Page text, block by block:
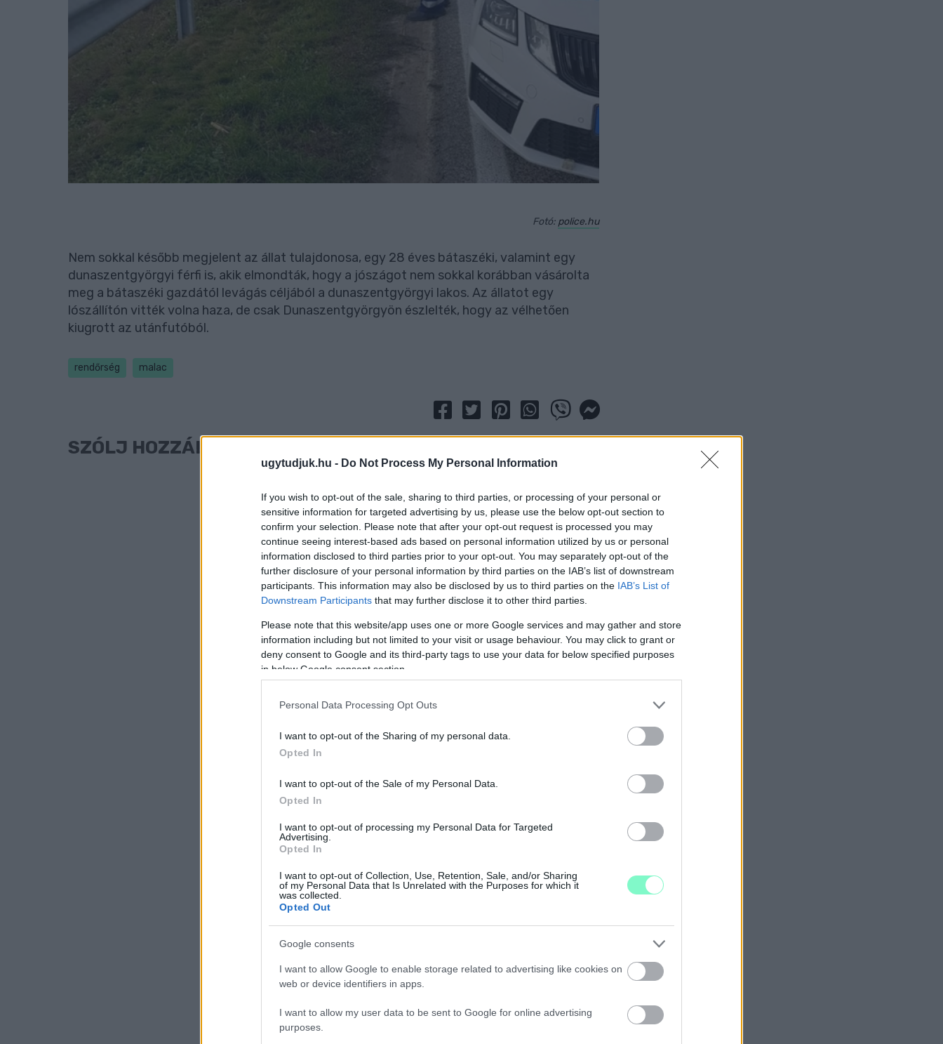
ugytudjuk.hu - Do Not Process My Personal Information
If you wish to opt-out of the sale, sharing to third parties, or processing of your personal or
sensitive information for targeted advertising by us, please use the below opt-out section to
confirm your selection. Please note that after your opt-out request is processed you may
continue seeing interest-based ads based on personal information utilized by us or personal
information disclosed to third parties prior to your opt-out. You may separately opt-out of the
further disclosure of your personal information by third parties on the IAB’s list of downstream
participants. This information may also be disclosed by us to third parties on the IAB’s List of
Downstream Participants that may further disclose it to other third parties.
Please note that this website/app uses one or more Google services and may gather and store
information including but not limited to your visit or usage behaviour. You may click to grant or
deny consent to Google and its third-party tags to use your data for below specified purposes
in below Google consent section.
Personal Data Processing Opt Outs
I want to opt-out of the Sharing of my personal data.
Opted In
I want to opt-out of the Sale of my Personal Data.
Opted In
I want to opt-out of processing my Personal Data for Targeted
Advertising.
Opted In
I want to opt-out of Collection, Use, Retention, Sale, and/or Sharing
of my Personal Data that Is Unrelated with the Purposes for which it
was collected.
Opted Out
Google consents
I want to allow Google to enable storage related to advertising like cookies on
web or device identifiers in apps.
I want to allow my user data to be sent to Google for online advertising
purposes.
Fotó: police.hu
Nem sokkal később megjelent az állat tulajdonosa, egy 28 éves bátaszéki, valamint egy
dunaszentgyörgyi férfi is, akik elmondták, hogy a jószágot nem sokkal korábban vásárolta
meg a bátaszéki gazdától levágás céljából a dunaszentgyörgyi lakos. Az állatot egy
lószállítón vitték volna haza, de csak Dunaszentgyörgyön észlelték, hogy az vélhetően
kiugrott az utánfutóból.
rendőrség malac
SZÓLJ HOZZÁ!